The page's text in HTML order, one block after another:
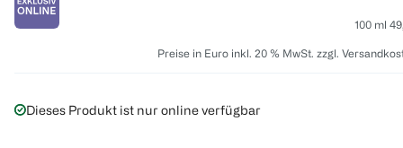
100 ml
Preise in Euro inkl. 20 % MwSt. zzgl.
Dieses Produkt ist nur online verfügbar